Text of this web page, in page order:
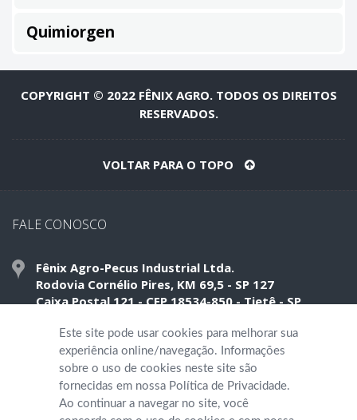
Quimiorgen
COPYRIGHT © 2022 FÊNIX AGRO. TODOS OS DIREITOS
RESERVADOS.
VOLTAR PARA O TOPO
FALE CONOSCO
Fênix Agro-Pecus Industrial Ltda.
Rodovia Cornélio Pires, KM 69,5 - SP 127
Caixa Postal 121 - CEP 18534-850 - Tietê - SP
Telefone: (15) 3285 5120
quimifol@quimifol.com.br
Este site pode usar cookies para melhorar sua
experiência online/navegação. Informações
sobre o uso de cookies neste site são
fornecidas em nossa Política de Privacidade.
Ao continuar a navegar no site, você